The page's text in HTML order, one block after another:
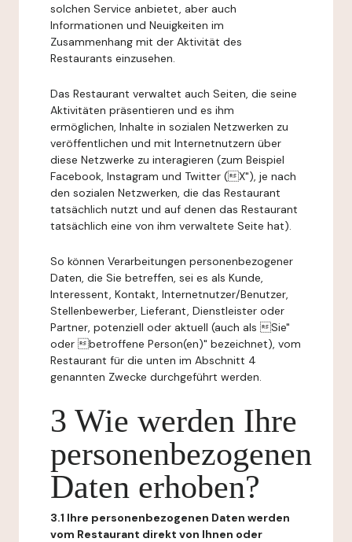
solchen Service anbietet, aber auch
Informationen und Neuigkeiten im
Zusammenhang mit der Aktivität des
Restaurants einzusehen.
Das Restaurant verwaltet auch Seiten, die seine
Aktivitäten präsentieren und es ihm
ermöglichen, Inhalte in sozialen Netzwerken zu
veröffentlichen und mit Internetnutzern über
diese Netzwerke zu interagieren (zum Beispiel
Facebook, Instagram und Twitter (X"), je nach
den sozialen Netzwerken, die das Restaurant
tatsächlich nutzt und auf denen das Restaurant
tatsächlich eine von ihm verwaltete Seite hat).
So können Verarbeitungen personenbezogener
Daten, die Sie betreffen, sei es als Kunde,
Interessent, Kontakt, Internetnutzer/Benutzer,
Stellenbewerber, Lieferant, Dienstleister oder
Partner, potenziell oder aktuell (auch als Sie"
oder betroffene Person(en)" bezeichnet), vom
Restaurant für die unten im Abschnitt 4
genannten Zwecke durchgeführt werden.
3 Wie werden Ihre
personenbezogenen
Daten erhoben?
3.1 Ihre personenbezogenen Daten werden
vom Restaurant direkt von Ihnen oder